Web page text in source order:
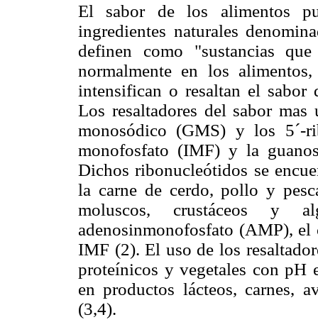
El sabor de los alimentos
ingredientes naturales
definen como "sustancias
normalmente en los
intensifican o resaltan el sabor
Los resaltadores del sabor
monosódico (GMS) y los 5´-
monofosfato (IMF) y la
Dichos ribonucleótidos se
la carne de cerdo, pollo y
moluscos, crustáceos y
adenosinmonofosfato (AMP),
IMF (2). El uso de los
proteínicos y vegetales con pH
en productos lácteos, carnes,
(3,4).